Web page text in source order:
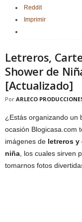
Reddit
Imprimir
Letreros,
Shower de
[Actualizado]
Por ARLECO
¿Estás organizando un
ocasión Blogicasa.com
imágenes de letreros y
niña, los cuales sirven
tomarnos fotos